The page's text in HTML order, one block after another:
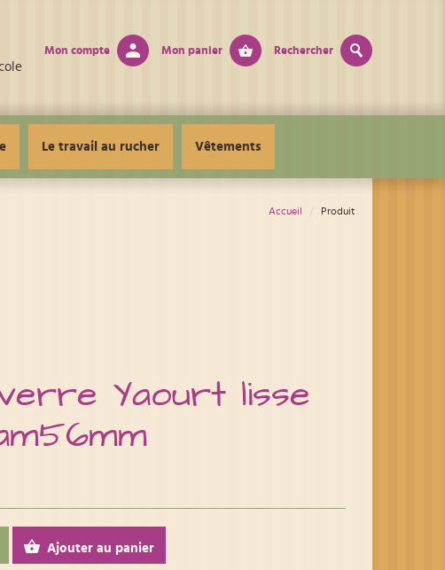
Accueil Produit
Yaourt lisse
Ajouter au panier
Mon compte Mon panier Rechercher
Le travail au rucher Vêtements